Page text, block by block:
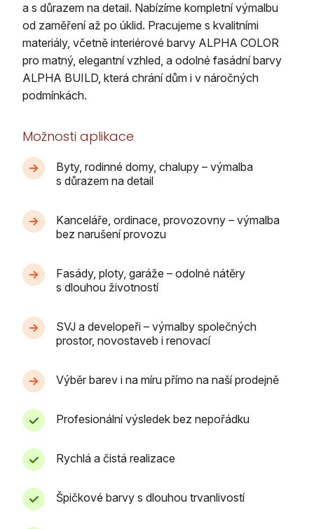
a s důrazem na detail. Nabízíme kompletní výmalbu
od zaměření až po úklid. Pracujeme s kvalitními
materiály, včetně interiérové barvy ALPHA COLOR
pro matný, elegantní vzhled, a odolné fasádní barvy
ALPHA BUILD, která chrání dům i v náročných
podmínkách.
Možnosti aplikace
Byty, rodinné domy, chalupy – výmalba
s důrazem na detail
Kanceláře, ordinace, provozovny – výmalba
bez narušení provozu
Fasády, ploty, garáže – odolné nátěry
s dlouhou životností
SVJ a developeři – výmalby společných
prostor, novostaveb i renovací
Výběr barev i na míru přímo na naší prodejně
Profesionální výsledek bez nepořádku
Rychlá a čistá realizace
Špičkové barvy s dlouhou trvanlivostí